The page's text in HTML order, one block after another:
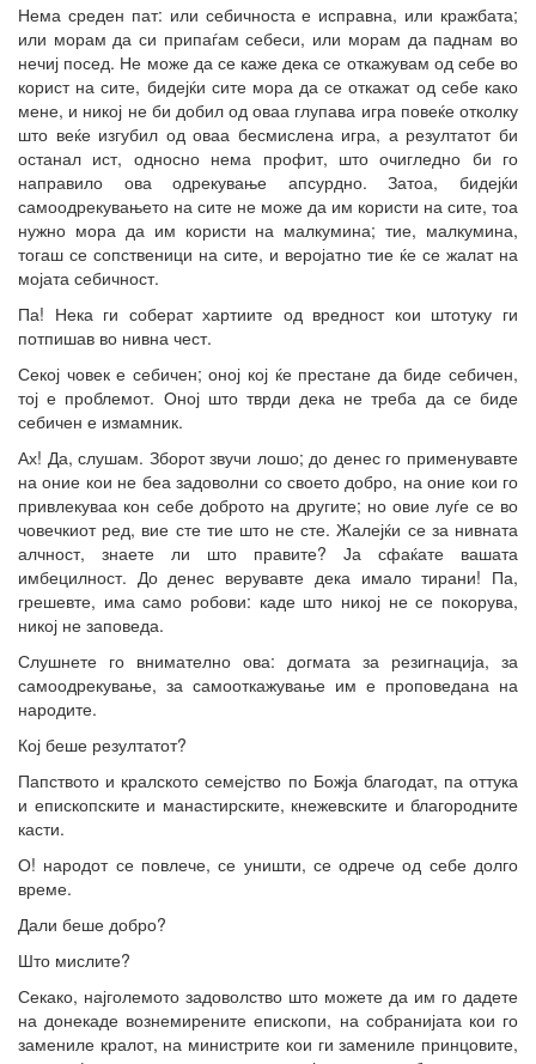
Нема среден пат: или себичноста е исправна, или кражбата;
или морам да си припаѓам себеси, или морам да паднам во
нечиј посед. Не може да се каже дека се откажувам од себе во
корист на сите, бидејќи сите мора да се откажат од себе како
мене, и никој не би добил од оваа глупава игра повеќе отколку
што веќе изгубил од оваа бесмислена игра, а резултатот би
останал ист, односно нема профит, што очигледно би го
направило ова одрекување апсурдно. Затоа, бидејќи
самоодрекувањето на сите не може да им користи на сите, тоа
нужно мора да им користи на малкумина; тие, малкумина,
тогаш се сопственици на сите, и веројатно тие ќе се жалат на
мојата себичност.
Па! Нека ги соберат хартиите од вредност кои штотуку ги
потпишав во нивна чест.
Секој човек е себичен; оној кој ќе престане да биде себичен,
тој е проблемот. Оној што тврди дека не треба да се биде
себичен е измамник.
Ах! Да, слушам. Зборот звучи лошо; до денес го применувавте
на оние кои не беа задоволни со своето добро, на оние кои го
привлекуваа кон себе доброто на другите; но овие луѓе се во
човечкиот ред, вие сте тие што не сте. Жалејќи се за нивната
алчност, знаете ли што правите? Ја сфаќате вашата
имбецилност. До денес верувавте дека имало тирани! Па,
грешевте, има само робови: каде што никој не се покорува,
никој не заповеда.
Слушнете го внимателно ова: догмата за резигнација, за
самоодрекување, за самооткажување им е проповедана на
народите.
Кој беше резултатот?
Папството и кралското семејство по Божја благодат, па оттука
и епископските и манастирските, кнежевските и благородните
касти.
О! народот се повлече, се уништи, се одрече од себе долго
време.
Дали беше добро?
Што мислите?
Секако, најголемото задоволство што можете да им го дадете
на донекаде вознемирените епископи, на собранијата кои го
замениле кралот, на министрите кои ги замениле принцовите,